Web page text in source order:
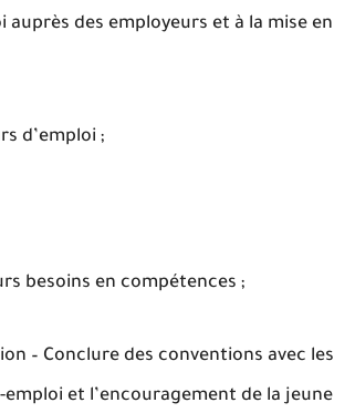
des employeurs et à la mise en
d’emploi ;
besoins en compétences ;
– Conclure des conventions avec les
et l’encouragement de la jeune